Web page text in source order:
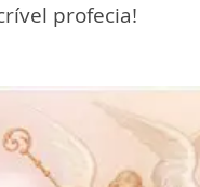
profecia!